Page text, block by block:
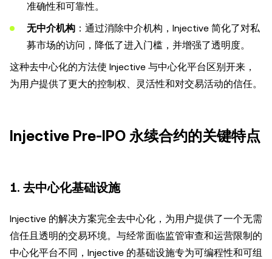
准确性和可靠性。
无中介机构 ：通过消除中介机构，Injective 简化了对私
募市场的访问，降低了进入门槛，并增强了透明度。
这种去中心化的方法使 Injective 与中心化平台区别开来，
为用户提供了更大的控制权、灵活性和对交易活动的信任。
Injective Pre-IPO 永续合约的关键特点
1. 去中心化基础设施
Injective 的解决方案完全去中心化，为用户提供了一个无需
信任且透明的交易环境。与经常面临监管审查和运营限制的
中心化平台不同，Injective 的基础设施专为可编程性和可组